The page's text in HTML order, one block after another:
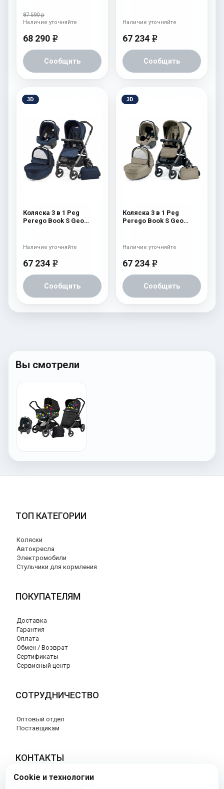
87 590 р
68 290 e
Сообщить
Наличие уточняйте
67 234 e
Сообщить
Наличие уточняйте
3D
Коляска 3 в 1 Peg
Perego Book S Geo
67 234 e
Сообщить
Наличие уточняйте
3D
Коляска 3 в 1 Peg
Perego Book S Geo
67 234 e
Сообщить
Наличие уточняйте
Вы смотрели
ТОП КАТЕГОРИИ
Коляски
Автокресла
Электромобили
Стульчики для кормления
ПОКУПАТЕЛЯМ
Доставка
Гарантия
Оплата
Обмен / Возврат
Сертификаты
Сервисный центр
СОТРУДНИЧЕСТВО
Оптовый отдел
Поставщикам
КОНТАКТЫ
8 (800) 707-17-56
Cookie и технологии